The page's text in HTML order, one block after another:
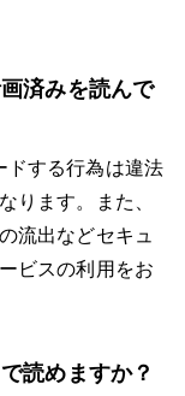
済みを読んで
ドする行為は違法
ります。また、
流出などセキュ
ビスの利用をお
読めますか？